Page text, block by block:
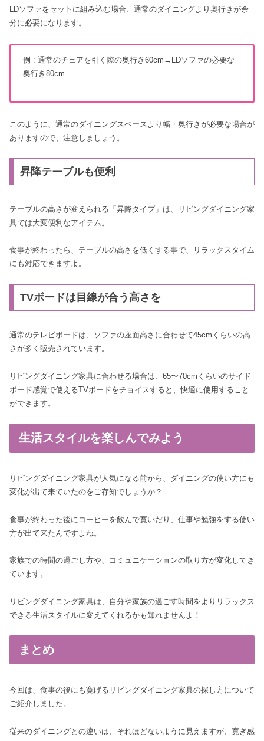
LDソファをセットに組み込む場合、通常のダイニングより奥行きが余
分に必要になります。
例 : 通常のチェアを引く際の奥行き60cm→LDソファの必要な
奥行き80cm
このように、通常のダイニングスペースより幅・奥行きが必要な場合が
ありますので、注意しましょう。
昇降テーブルも便利
テーブルの高さが変えられる「昇降タイプ」は、リビングダイニング家
具では大変便利なアイテム。
食事が終わったら、テーブルの高さを低くする事で、リラックスタイム
にも対応できますよ。
TVボードは目線が合う高さを
通常のテレビボードは、ソファの座面高さに合わせて45cmくらいの高
さが多く販売されています。
リビングダイニング家具に合わせる場合は、65〜70cmくらいのサイド
ボード感覚で使えるTVボードをチョイスすると、快適に使用すること
ができます。
生活スタイルを楽しんでみよう
リビングダイニング家具が人気になる前から、ダイニングの使い方にも
変化が出て来ていたのをご存知でしょうか？
食事が終わった後にコーヒーを飲んで寛いだり、仕事や勉強をする使い
方が出て来たんですよね。
家族での時間の過ごし方や、コミュニケーションの取り方が変化してき
ています。
リビングダイニング家具は、自分や家族の過ごす時間をよりリラックス
できる生活スタイルに変えてくれるかも知れませんよ！
まとめ
今回は、食事の後にも寛げるリビングダイニング家具の探し方について
ご紹介しました。
従来のダイニングとの違いは、それほどないように見えますが、寛ぎ感